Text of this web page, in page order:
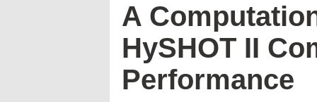
A
HySHOT II
Performance